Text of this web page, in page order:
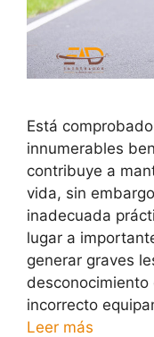
Está
innumerables
contribuye a
vida, sin
inadecuada
lugar a
generar graves
incorrecto
Leer más